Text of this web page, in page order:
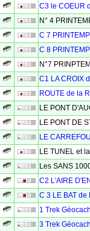
C3 le COEUR
N° 4
C 7
C 8
N°7
C1 LA CROIX
ROUTE de la
LE PONT
LE PONT DE
LE
LE TUNEL et
Les SANS
C2 L'AIRE
C 3 LE BAT de
1 Trek
3 Trek